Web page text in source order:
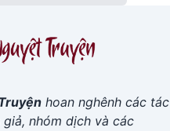
hoan nghênh các tác
giả, nhóm dịch và các